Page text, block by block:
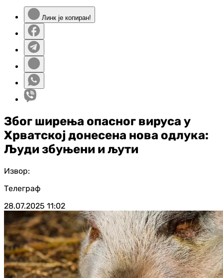
Линк је копиран!
Због ширења опасног вируса у
Хрватској донесена нова одлука:
Људи збуњени и љути
Извор:
Телеграф
28.07.2025 11:02